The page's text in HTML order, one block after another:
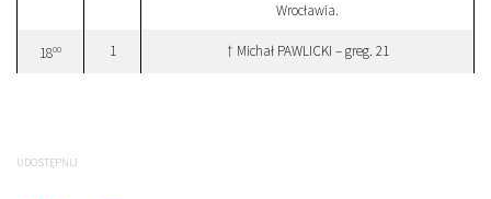
Wrocławia.
1800 1 † Michał PAWLICKI – greg. 21
UDOSTĘPNIJ